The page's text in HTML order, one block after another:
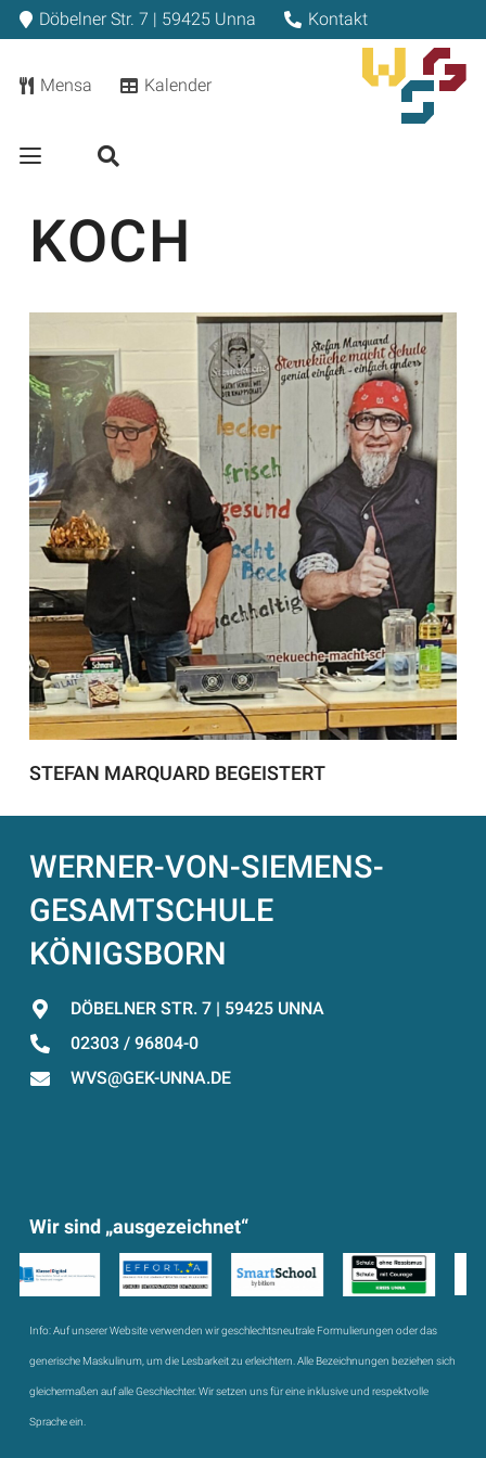
Döbelner Str. 7 | 59425 Unna Kontakt
Mensa Kalender
KOCH
STEFAN MARQUARD BEGEISTERT
WERNER-VON-SIEMENS-
GESAMTSCHULE
KÖNIGSBORN
DÖBELNER STR. 7 | 59425 UNNA
02303 / 96804-0
WVS@GEK-UNNA.DE
Wir sind „ausgezeichnet“
Info:Auf unserer Website verwenden wir geschlechtsneutrale Formulierungen oder das
generische Maskulinum, um die Lesbarkeit zu erleichtern. Alle Bezeichnungen beziehen sich
gleichermaßen auf alle Geschlechter. Wir setzen uns für eine inklusive und respektvolle
Sprache ein.